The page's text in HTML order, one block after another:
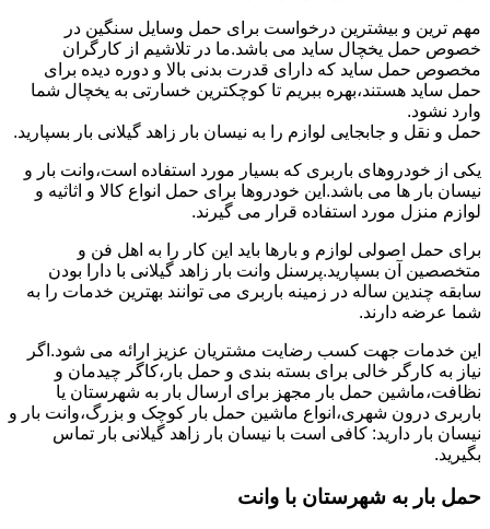
مهم ترین و بیشترین درخواست برای حمل وسایل سنگین در
خصوص حمل یخچال ساید می باشد.ما در تلاشیم از کارگران
مخصوص حمل ساید که دارای قدرت بدنی بالا و دوره دیده برای
حمل ساید هستند،بهره ببریم تا کوچکترین خسارتی به یخچال شما
وارد نشود.
حمل و نقل و جابجایی لوازم را به نیسان بار زاهد گیلانی بار بسپارید.
یکی از خودروهای باربری که بسیار مورد استفاده است،وانت بار و
نیسان بار ها می باشد.این خودروها برای حمل انواع کالا و اثاثیه و
لوازم منزل مورد استفاده قرار می گیرند.
برای حمل اصولی لوازم و بارها باید این کار را به اهل فن و
متخصصین آن بسپارید.پرسنل وانت بار زاهد گیلانی با دارا بودن
سابقه چندین ساله در زمینه باربری می توانند بهترین خدمات را به
شما عرضه دارند.
این خدمات جهت کسب رضایت مشتریان عزیز ارائه می شود.اگر
نیاز به کارگر خالی برای بسته بندی و حمل بار،کاگر چیدمان و
نظافت،ماشین حمل بار مجهز برای ارسال بار به شهرستان یا
باربری درون شهری،انواع ماشین حمل بار کوچک و بزرگ،وانت بار و
نیسان بار دارید: کافی است با نیسان بار زاهد گیلانی بار تماس
بگیرید.
حمل بار به شهرستان با وانت